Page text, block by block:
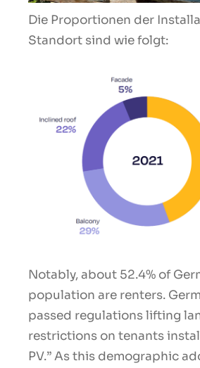
Die Proportionen der
Standort sind wie folgt:
Notably, about 52.4% of
population are renters.
passed regulations lifting
restrictions on tenants
PV.” As this demographic